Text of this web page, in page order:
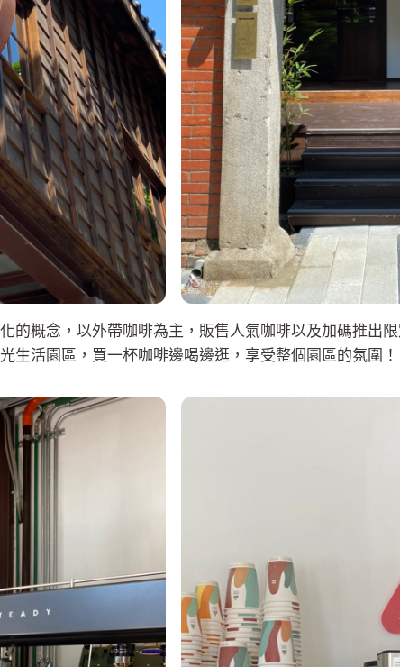
的概念，以外帶咖啡為主，販售人氣咖啡以及加碼推出
生活園區，買一杯咖啡邊喝邊逛，享受整個園區的氛圍！